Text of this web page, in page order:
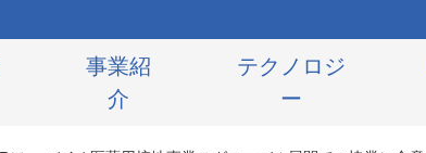
事業紹
介
テクノロジ
ー